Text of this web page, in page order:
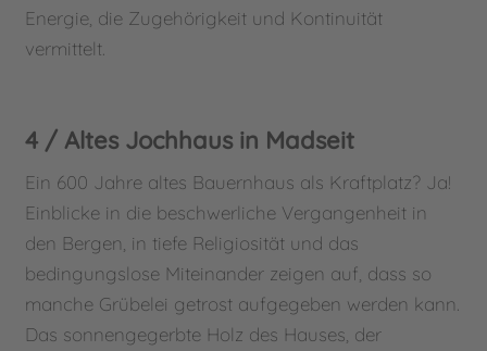
Energie, die Zugehörigkeit und Kontinuität
vermittelt.
4 / Altes Jochhaus in Madseit
Ein 600 Jahre altes Bauernhaus als Kraftplatz? Ja!
Einblicke in die beschwerliche Vergangenheit in
den Bergen, in tiefe Religiosität und das
bedingungslose Miteinander zeigen auf, dass so
manche Grübelei getrost aufgegeben werden kann.
Das sonnengegerbte Holz des Hauses, der